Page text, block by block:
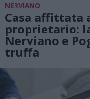
NERVIANO
Casa affittata
proprietario:
Nerviano e
truffa